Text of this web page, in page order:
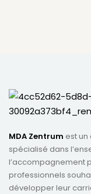
MDA Zentrum est un
spécialisé dans
l’accompagnement
professionnels
développer leur